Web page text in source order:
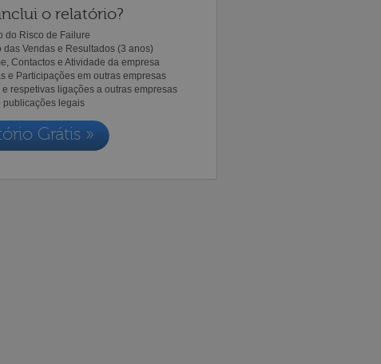
o relatório?
do Risco de Failure
das Vendas e Resultados (3 anos)
Contactos e Atividade da empresa
e Participações em outras empresas
e respetivas ligações a outras empresas
publicações legais
Grátis »